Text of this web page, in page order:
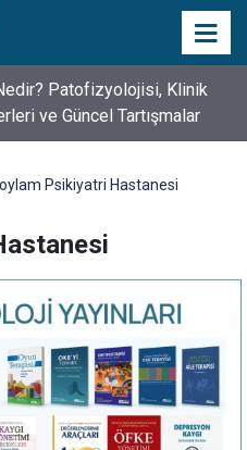
Patofizyolojisi, Klinik
ve Güncel Tartışmalar
Psikiyatri Hastanesi